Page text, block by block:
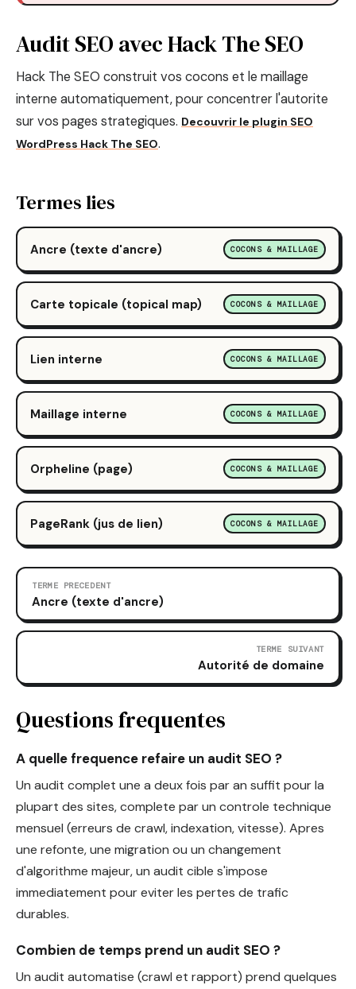
Audit SEO avec Hack The SEO
Hack The SEO construit vos cocons et le maillage
interne automatiquement, pour concentrer l'autorite
sur vos pages strategiques. Decouvrir le plugin SEO
WordPress Hack The SEO.
Termes lies
Ancre (texte d'ancre) COCONS & MAILLAGE
Carte topicale (topical map) COCONS & MAILLAGE
Lien interne COCONS & MAILLAGE
Maillage interne COCONS & MAILLAGE
Orpheline (page) COCONS & MAILLAGE
PageRank (jus de lien) COCONS & MAILLAGE
TERME PRECEDENT
Ancre (texte d'ancre)
TERME SUIVANT
Autorité de domaine
Questions frequentes
A quelle frequence refaire un audit SEO ?
Un audit complet une a deux fois par an suffit pour la
plupart des sites, complete par un controle technique
mensuel (erreurs de crawl, indexation, vitesse). Apres
une refonte, une migration ou un changement
d'algorithme majeur, un audit cible s'impose
immediatement pour eviter les pertes de trafic
durables.
Combien de temps prend un audit SEO ?
Un audit automatise (crawl et rapport) prend quelques